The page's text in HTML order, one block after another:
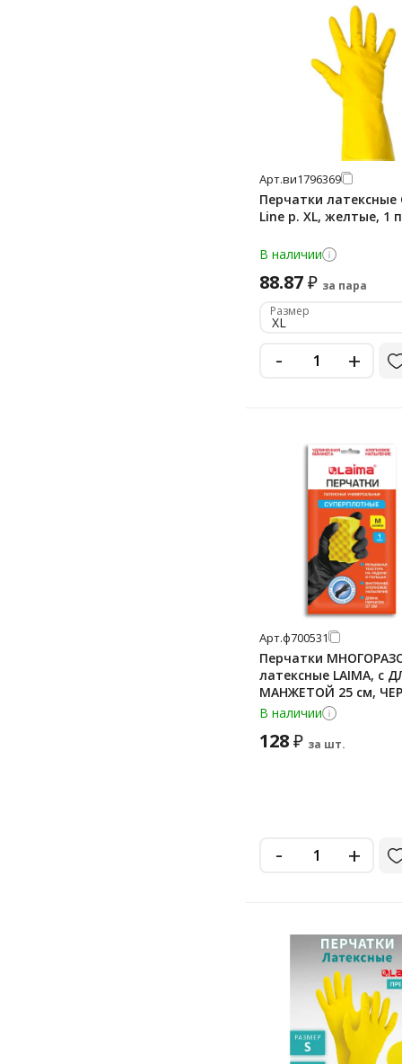
Арт.ви1796369
Перчатки латексные
Line р. XL, желтые, 1
В наличии
88.87₽ за пара
Размер
XL
- +
Арт.ф700531
Перчатки
латексные LAIMA, c
МАНЖЕТОЙ 25 см,
размер M (средний),
В наличии
128₽ за шт.
- +